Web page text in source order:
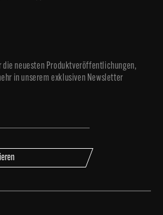
die neuesten Produktveröffentlichungen,
in unserem exklusiven Newsletter